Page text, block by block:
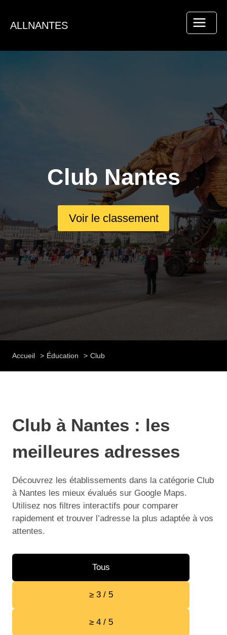
contenu
ALLNANTES
Club Nantes
Voir le classement
Accueil Éducation Club
Club à Nantes : les
meilleures adresses
Découvrez les établissements dans la catégorie Club
à Nantes les mieux évalués sur Google Maps.
Utilisez nos filtres interactifs pour comparer
rapidement et trouver l’adresse la plus adaptée à vos
attentes.
Tous
≥ 3 / 5
≥ 4 / 5